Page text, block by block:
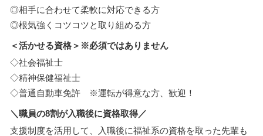
◎相手に合わせて柔軟に対応できる方
◎根気強くコツコツと取り組める方
＜活かせる資格＞※必須ではありません
◇社会福祉士
◇精神保健福祉士
◇普通自動車免許 ※運転が得意な方、歓迎！
＼職員の8割が入職後に資格取得／
支援制度を活用して、入職後に福祉系の資格を取った先輩も